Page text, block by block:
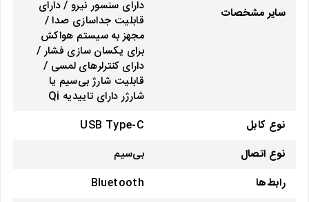
سایر مشخصات
دارای سنسور نیرو / دارای
قابلیت جداسازی صدا /
مجهز به سیستم هواکش
برای یکسان سازی فشار /
دارای کنترلرهای لمسی /
قابلیت شارژ بی‌سیم یا
شارژر دارای تاییدیه Qi
نوع کابل
USB Type-C
نوع اتصال
بی‌سیم
رابط‌ها
Bluetooth